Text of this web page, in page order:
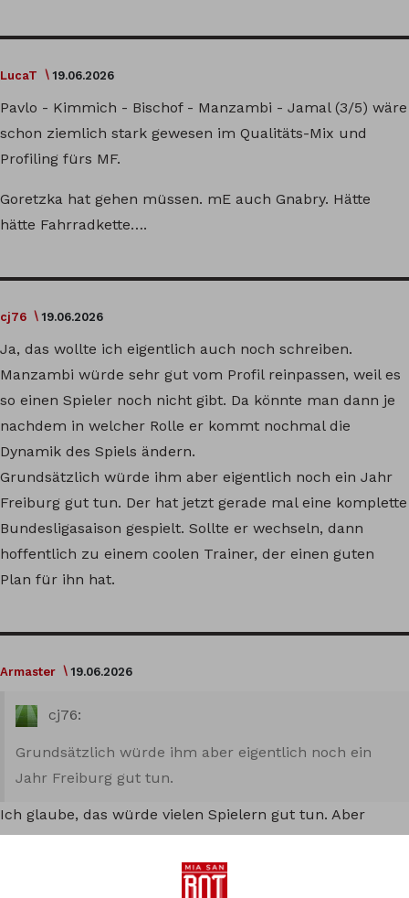
LucaT 19.06.2026
Pavlo - Kimmich - Bischof - Manzambi - Jamal (3/5) wäre
schon ziemlich stark gewesen im Qualitäts-Mix und
Profiling fürs MF.
Goretzka hat gehen müssen. mE auch Gnabry. Hätte
hätte Fahrradkette….
cj76 19.06.2026
Ja, das wollte ich eigentlich auch noch schreiben.
Manzambi würde sehr gut vom Profil reinpassen, weil es
so einen Spieler noch nicht gibt. Da könnte man dann je
nachdem in welcher Rolle er kommt nochmal die
Dynamik des Spiels ändern.
Grundsätzlich würde ihm aber eigentlich noch ein Jahr
Freiburg gut tun. Der hat jetzt gerade mal eine komplette
Bundesligasaison gespielt. Sollte er wechseln, dann
hoffentlich zu einem coolen Trainer, der einen guten
Plan für ihn hat.
Armaster 19.06.2026
cj76:
Grundsätzlich würde ihm aber eigentlich noch ein
Jahr Freiburg gut tun.
Ich glaube, das würde vielen Spielern gut tun. Aber
mittlerweile ist es leider so, dass interessierte Vereine
einfach früher zuschlagen, damit der Preis noch etwas
geringer ist und die Konkurrenz vielleicht noch nicht so